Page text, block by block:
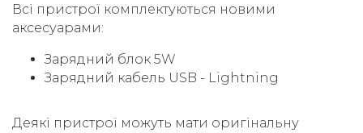
Всі пристрої комплектуються новими
аксесуарами:
Зарядний блок 5W
Зарядний кабель USB - Lightning
Деякі пристрої можуть мати оригінальну